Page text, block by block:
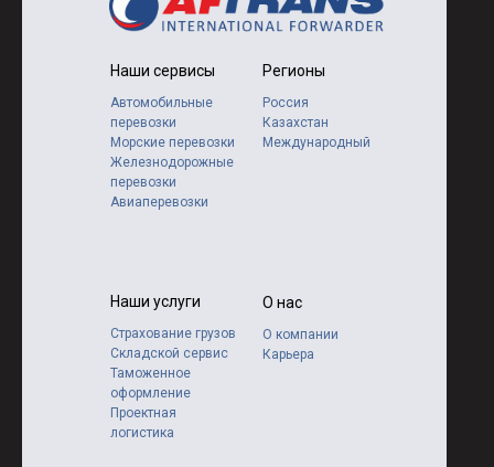
О нас
О компании
Карьера
Наши сервисы
Автомобильные
перевозки
Морские перевозки
Железнодорожные
перевозки
Авиаперевозки
Регионы
Россия
Казахстан
Международный
Наши услуги
Страхование грузов
Складской сервис
Таможенное
оформление
Проектная
логистика